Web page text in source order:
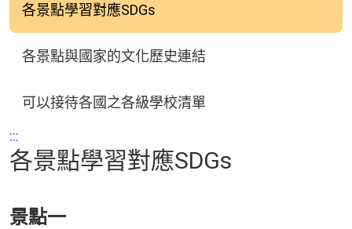
各景點學習對應SDGs
各景點與國家的文化歷史連結
可以接待各國之各級學校清單
:::
各景點學習對應SDGs
景點一